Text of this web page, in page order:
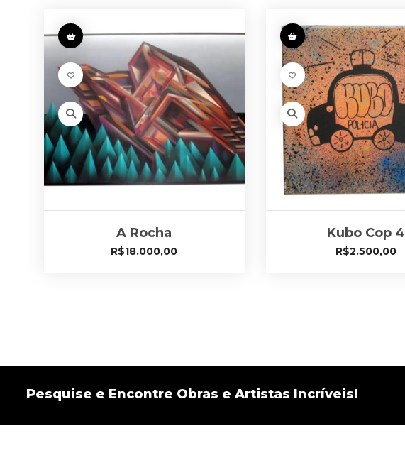
A Rocha
R$18.000,00
Kubo Cop 4
R$2.500,00
Pesquise e Encontre Obras e Artistas Incríveis!